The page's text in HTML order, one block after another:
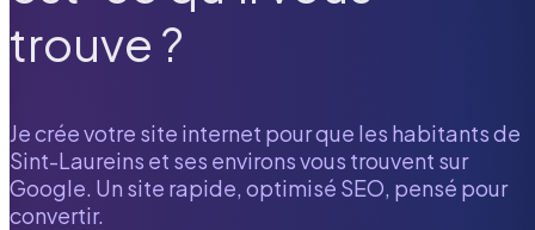
trouve ?
Je crée votre site internet pour que les habitants de
Sint-Laureins et ses environs vous trouvent sur
Google. Un site rapide, optimisé SEO, pensé pour
convertir.